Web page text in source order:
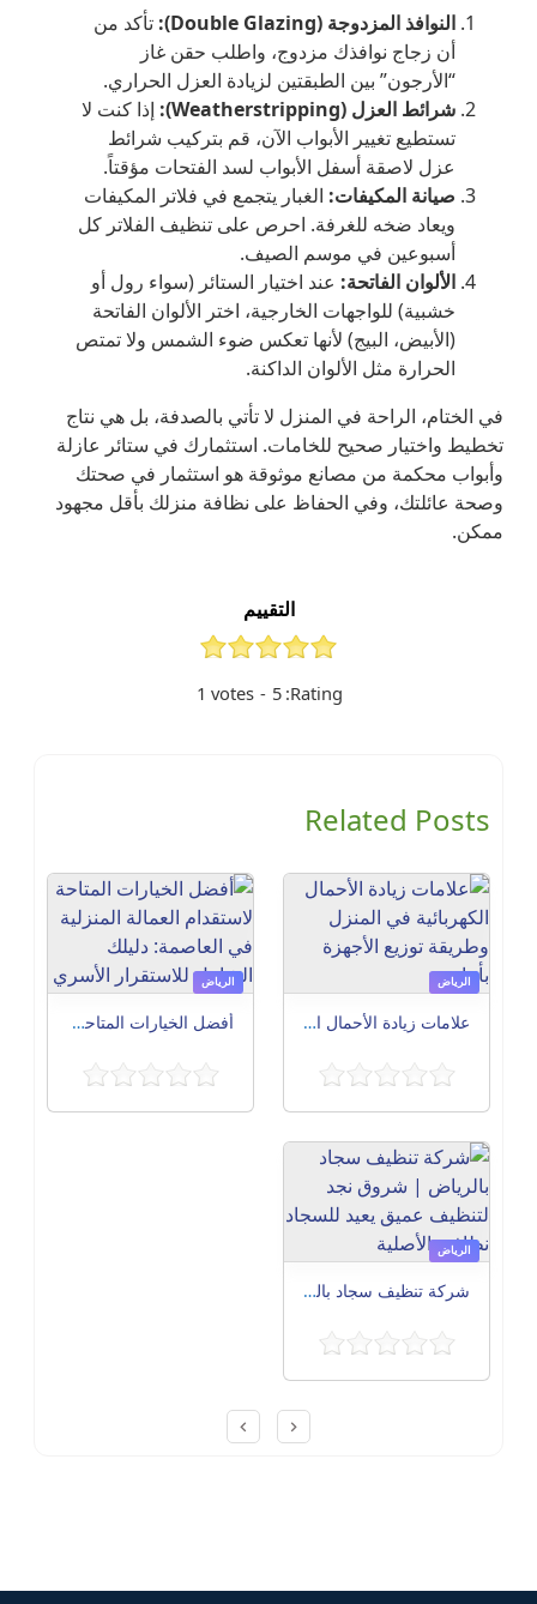
النوافذ المزدوجة (Double Glazing):
تأكد من
أن زجاج نوافذك مزدوج، واطلب حقن غاز
“الأرجون” بين الطبقتين لزيادة العزل الحراري.
شرائط العزل (Weatherstripping):
إذا كنت لا
تستطيع تغيير الأبواب الآن، قم بتركيب شرائط
عزل لاصقة أسفل الأبواب لسد الفتحات مؤقتاً.
صيانة المكيفات: الغبار يتجمع في فلاتر المكيفات
ويعاد ضخه للغرفة. احرص على تنظيف الفلاتر كل
أسبوعين في موسم الصيف.
الألوان الفاتحة: عند اختيار الستائر (سواء رول أو
خشبية) للواجهات الخارجية، اختر الألوان الفاتحة
(الأبيض، البيج) لأنها تعكس ضوء الشمس ولا تمتص
الحرارة مثل الألوان الداكنة.
في الختام، الراحة في المنزل لا تأتي بالصدفة، بل هي نتاج
تخطيط واختيار صحيح للخامات. استثمارك في ستائر عازلة
وأبواب محكمة من مصانع موثوقة هو استثمار في صحتك
وصحة عائلتك، وفي الحفاظ على نظافة منزلك بأقل مجهود
ممكن.
التقييم
Rating:
5
-
1votes
Related Posts
الرياض
علامات زيادة الأحمال الكهربائية في المنزل وطريقة توزيع الأجهزة بأمان
الرياض
أفضل الخيارات المتاحة لاستقدام العمالة المنزلية في العاصمة: دليلك الشامل للاستقرار الأسري
الرياض
شركة تنظيف سجاد بالرياض | شروق نجد لتنظيف عميق يعيد للسجاد نظافته الأصلية